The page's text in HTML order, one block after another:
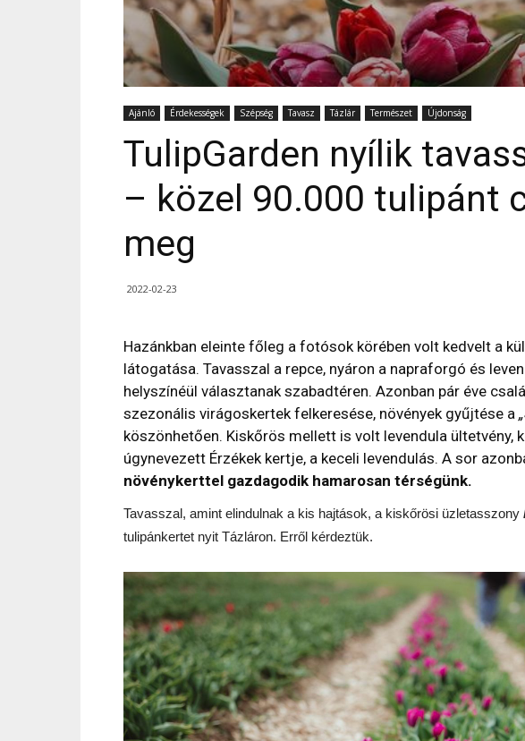
Ajánló Érdekességek Szépség Tavasz Tázlár Természet Újdonság
TulipGarden nyílik
– közel 90.000 tulipánt
meg
2022-02-23
Hazánkban eleinte főleg a fotósok körében volt kedvelt a
látogatása. Tavasszal a repce, nyáron a napraforgó és
helyszínéül választanak szabadtéren. Azonban pár éve
szezonális virágoskertek felkeresése, növények gyűjtése a
köszönhetően. Kiskőrös mellett is volt levendula ültetvény,
úgynevezett Érzékek kertje, a keceli levendulás. A sor
növénykerttel gazdagodik hamarosan térségünk.
Tavasszal, amint elindulnak a kis hajtások, a kiskőrösi üzletasszony
tulipánkertet nyit Tázláron. Erről kérdeztük.